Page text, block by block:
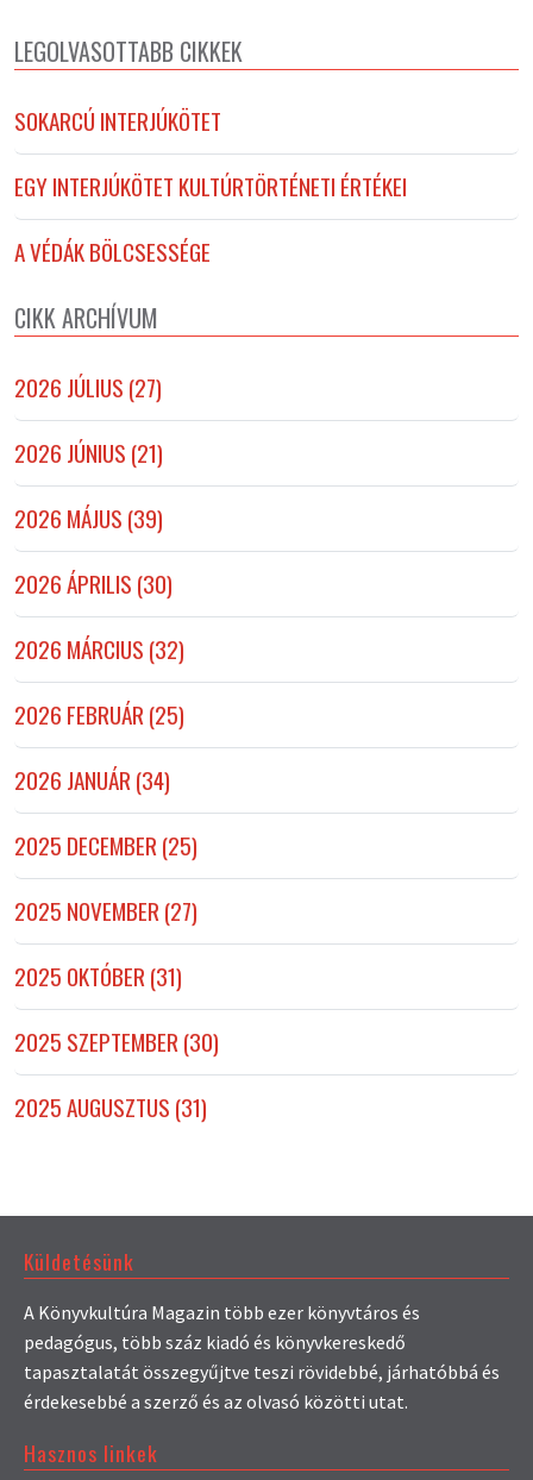
LEGOLVASOTTABB CIKKEK
SOKARCÚ INTERJÚKÖTET
EGY INTERJÚKÖTET KULTÚRTÖRTÉNETI ÉRTÉKEI
A VÉDÁK BÖLCSESSÉGE
CIKK ARCHÍVUM
2026 JÚLIUS (27)
2026 JÚNIUS (21)
2026 MÁJUS (39)
2026 ÁPRILIS (30)
2026 MÁRCIUS (32)
2026 FEBRUÁR (25)
2026 JANUÁR (34)
2025 DECEMBER (25)
2025 NOVEMBER (27)
2025 OKTÓBER (31)
2025 SZEPTEMBER (30)
2025 AUGUSZTUS (31)
Küldetésünk
A Könyvkultúra Magazin több ezer könyvtáros és
pedagógus, több száz kiadó és könyvkereskedő
tapasztalatát összegyűjtve teszi rövidebbé, járhatóbbá és
érdekesebbé a szerző és az olvasó közötti utat.
Hasznos linkek